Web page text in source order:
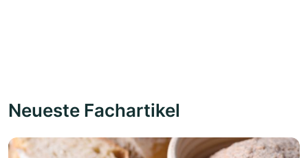
Neueste Fachartikel